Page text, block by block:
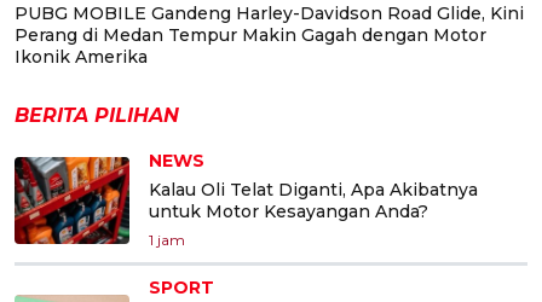
PUBG MOBILE Gandeng Harley-Davidson Road Glide, Kini
Perang di Medan Tempur Makin Gagah dengan Motor
Ikonik Amerika
BERITA PILIHAN
NEWS
Kalau Oli Telat Diganti, Apa Akibatnya
untuk Motor Kesayangan Anda?
1 jam
SPORT